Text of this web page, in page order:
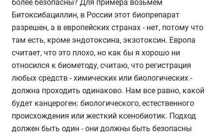
более безопасны? Для примера возьмем
Битоксибациллин, в России этот биопрепарат
разрешен, а в европейских странах - нет, потому что
там есть, кроме эндотоксина, экзотоксин. Европа
считает, что это плохо, но как бы я хорошо ни
относился к биометоду, считаю, что регистрация
любых средств - химических или биологических -
должна проходить одинаково. Нам все равно, какой
будет канцероген: биологического, естественного
происхождения или жесткий ксенобиотик. Подход
должен быть один - они должны быть безопасны